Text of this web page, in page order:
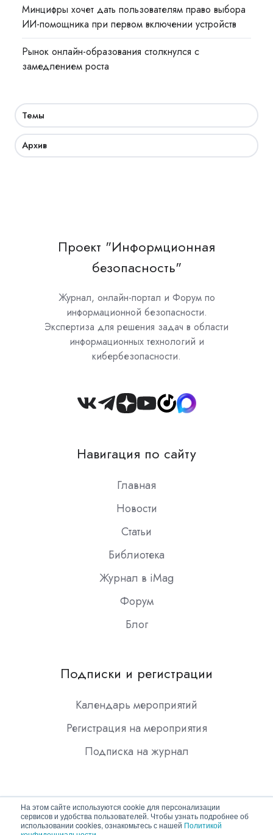
На этом сайте используются cookie для персонализации
сервисов и удобства пользователей. Чтобы узнать подробнее об
использовании cookies, ознакомьтесь с нашей Политикой
Минцифры хочет дать пользователям право выбора
ИИ-помощника при первом включении устройств
Рынок онлайн-образования столкнулся с
замедлением роста
Темы
Архив
Проект "Информционная
безопасность"
Журнал, онлайн-портал и Форум по
информационной безопасности.
Экспертиза для решения задач в области
информационных технологий и
кибербезопасности.
Join
Slack
Навигация по сайту
Главная
Новости
Статьи
Библиотека
Журнал в iMag
Форум
Блог
Подписки и регистрации
Календарь мероприятий
Регистрация на мероприятия
Подписка на журнал